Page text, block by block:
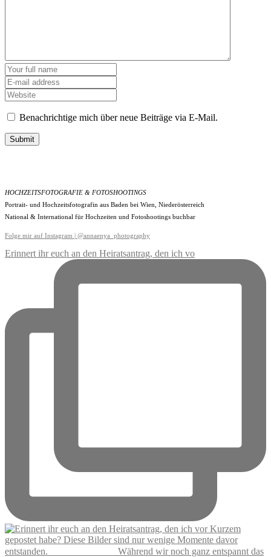
Benachrichtige mich über neue Beiträge via E-Mail.
Submit
HOCHZEITSFOTOGRAFIE & FOTOSHOOTINGS
Portrait- und Hochzeitsfotografin aus Baden bei Wien, Niederösterreich
National & International für Hochzeiten und Fotoshootings buchbar
Folge mir auf Instagram | @annaenya_photography
Erinnert ihr euch an den Heiratsantrag, den ich vo